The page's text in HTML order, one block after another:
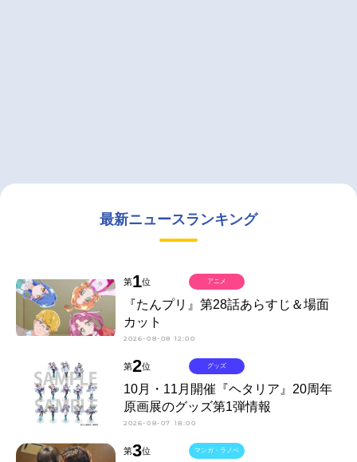
最新ニュースランキング
第1位
『たんプリ』第28話あらすじ＆場面
カット
2026-08-08 12:00
アニメ
第2位
10月・11月開催『ヘタリア』20周年
原画展のグッズ第1弾情報
2026-08-07 18:00
グッズ
第3位 マンガ・ラノベ